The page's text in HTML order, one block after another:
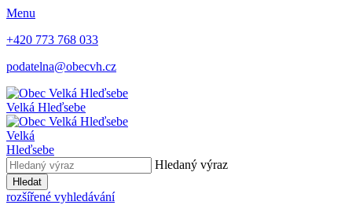
Menu
+420 773 768 033
podatelna@obecvh.cz
Velká Hleďsebe
Velká
Hleďsebe
Hledaný výraz
Hledat
rozšířené vyhledávání